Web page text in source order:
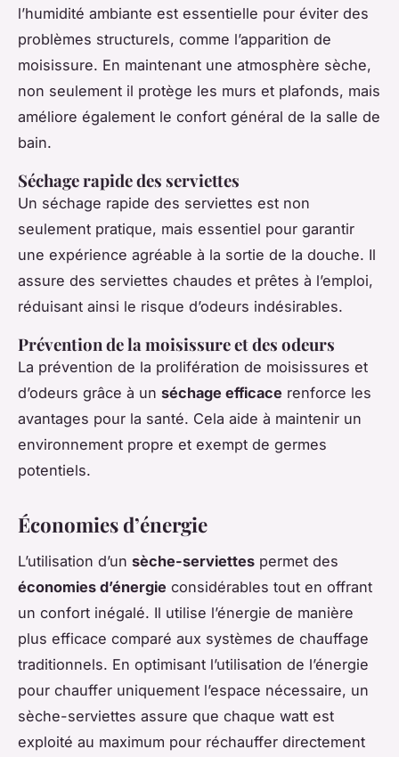
l’humidité ambiante est essentielle pour éviter des
problèmes structurels, comme l’apparition de
moisissure. En maintenant une atmosphère sèche,
non seulement il protège les murs et plafonds, mais
améliore également le confort général de la salle de
bain.
Séchage rapide des serviettes
Un séchage rapide des serviettes est non
seulement pratique, mais essentiel pour garantir
une expérience agréable à la sortie de la douche. Il
assure des serviettes chaudes et prêtes à l’emploi,
réduisant ainsi le risque d’odeurs indésirables.
Prévention de la moisissure et des odeurs
La prévention de la prolifération de moisissures et
d’odeurs grâce à un séchage efficace renforce les
avantages pour la santé. Cela aide à maintenir un
environnement propre et exempt de germes
potentiels.
Économies d’énergie
L’utilisation d’un sèche-serviettes permet des
économies d’énergie considérables tout en offrant
un confort inégalé. Il utilise l’énergie de manière
plus efficace comparé aux systèmes de chauffage
traditionnels. En optimisant l’utilisation de l’énergie
pour chauffer uniquement l’espace nécessaire, un
sèche-serviettes assure que chaque watt est
exploité au maximum pour réchauffer directement